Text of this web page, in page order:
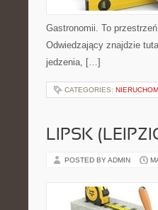
Gastronomii. To
Odwiedzający znajdzie
jedzenia, […]
CATEGORIES:
LIPSK
POSTED BY ADMIN